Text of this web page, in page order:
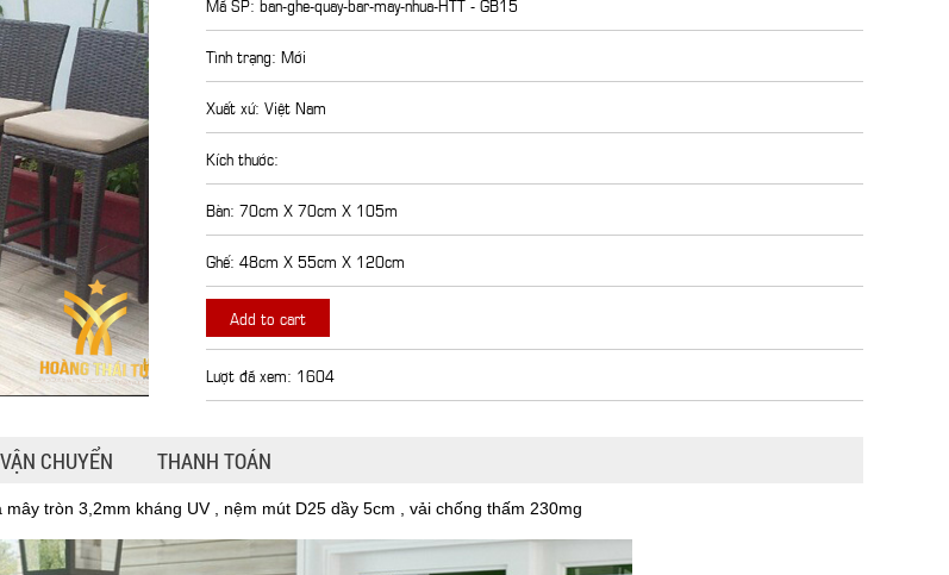
Tình trạng: Mới
Xuất xứ: Việt Nam
Kích thước:
Bàn: 70cm X 70cm X 105m
Ghế: 48cm X 55cm X 120cm
Add to cart
Lượt đã xem: 1604
VẬN CHUYỂN THANH TOÁN
tròn 3,2mm kháng UV , nệm mút D25 dầy 5cm , vải chống thấm 230mg